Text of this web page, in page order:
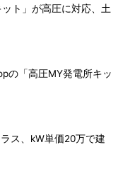
ト」が高圧に対応、土
の「高圧MY発電所キッ
ス、kW単価20万で建